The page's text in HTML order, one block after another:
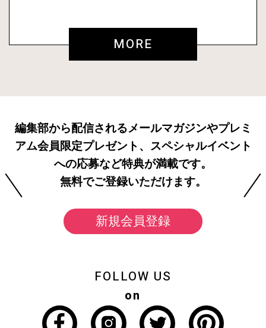
MORE
編集部から配信されるメールマガジンやプレミ
アム会員限定プレゼント、スペシャルイベント
への応募など特典が満載です。
無料でご登録いただけます。
新規会員登録
FOLLOW US
on